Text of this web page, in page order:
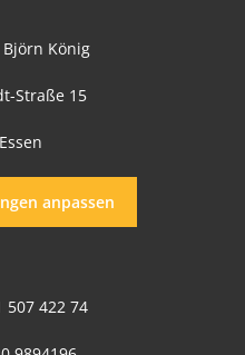
König
Straße 15
anpassen
507 422 74